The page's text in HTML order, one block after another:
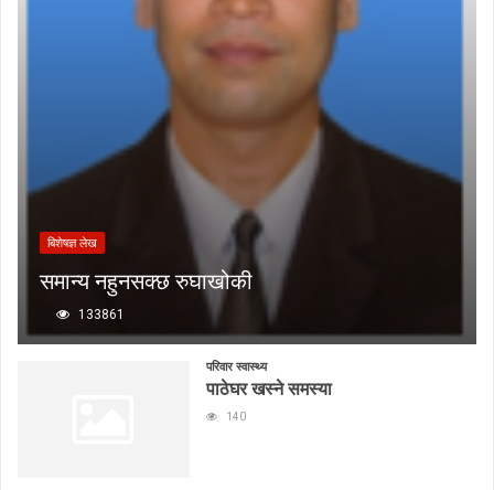
बिशेषज्ञ लेख
समान्य नहुनसक्छ रुघाखोकी
133861
परिवार स्वास्थ्य
पाठेघर खस्ने समस्या
140